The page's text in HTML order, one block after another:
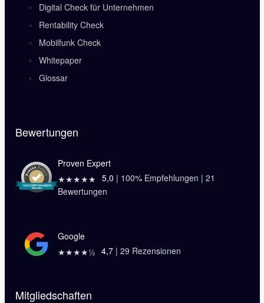
Digital Check für Unternehmen
Rentability Check
Mobilfunk Check
Whitepaper
Glossar
Bewertungen
Proven Expert
★★★★★ 5,0 | 100% Empfehlungen | 21
Bewertungen
Google
★★★★½ 4,7| 29 Rezensionen
Mitgliedschaften